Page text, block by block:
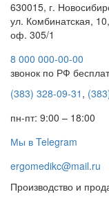
630015, г.
ул. Комбинатская,
оф. 305/1
8 000 000-00-00
звонок по РФ
(383) 328-09-31 ,
пн-пт: 9:00 – 18:00
Мы в Telegram
ergomedikc@mail.ru
Производство и